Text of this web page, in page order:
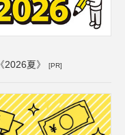
2026夏》 [PR]